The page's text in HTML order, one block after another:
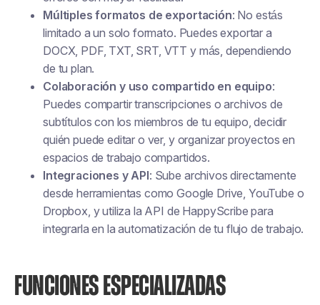
Múltiples formatos de exportación: No estás
limitado a un solo formato. Puedes exportar a
DOCX, PDF, TXT, SRT, VTT y más, dependiendo
de tu plan.
Colaboración y uso compartido en equipo:
Puedes compartir transcripciones o archivos de
subtítulos con los miembros de tu equipo, decidir
quién puede editar o ver, y organizar proyectos en
espacios de trabajo compartidos.
Integraciones y API: Sube archivos directamente
desde herramientas como Google Drive, YouTube o
Dropbox, y utiliza la API de HappyScribe para
integrarla en la automatización de tu flujo de trabajo.
FUNCIONES ESPECIALIZADAS